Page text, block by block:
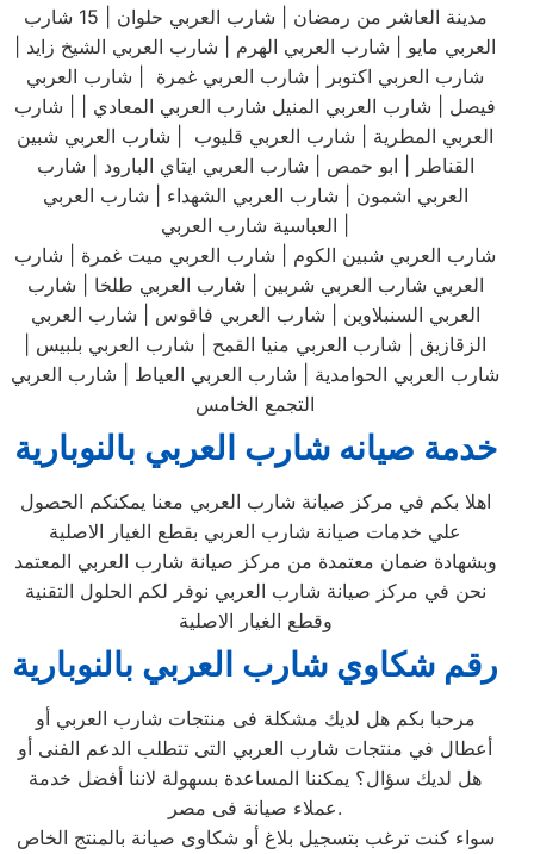
مدينة العاشر من رمضان | شارب العربي حلوان | 15 شارب
العربي مايو | شارب العربي الهرم | شارب العربي الشيخ زايد |
شارب العربي اكتوبر | شارب العربي غمرة | شارب العربي
فيصل | شارب العربي المنيل شارب العربي المعادي | | شارب
العربي المطرية | شارب العربي قليوب | شارب العربي شبين
القناطر | ابو حمص | شارب العربي ايتاي البارود | شارب
العربي اشمون | شارب العربي الشهداء | شارب العربي
شارب العربي شبين الكوم | شارب العربي ميت غمرة | شارب
العربي شارب العربي شربين | شارب العربي طلخا | شارب
العربي السنبلاوين | شارب العربي فاقوس | شارب العربي
الزقازيق | شارب العربي منيا القمح | شارب العربي بلبيس |
شارب العربي الحوامدية | شارب العربي العياط | شارب العربي
التجمع الخامس
خدمة صيانه شارب العربي بالنوبارية
اهلا بكم في مركز صيانة شارب العربي معنا يمكنكم الحصول
علي خدمات صيانة شارب العربي بقطع الغيار الاصلية
وبشهادة ضمان معتمدة من مركز صيانة شارب العربي المعتمد
نحن في مركز صيانة شارب العربي نوفر لكم الحلول التقنية
وقطع الغيار الاصلية
رقم شكاوي شارب العربي بالنوبارية
مرحبا بكم هل لديك مشكلة فى منتجات شارب العربي أو
أعطال في منتجات شارب العربي التى تتطلب الدعم الفنى أو
هل لديك سؤال؟ يمكننا المساعدة بسهولة لاننا أفضل خدمة
عملاء صيانة فى مصر.
سواء كنت ترغب بتسجيل بلاغ أو شكاوى صيانة بالمنتج الخاص